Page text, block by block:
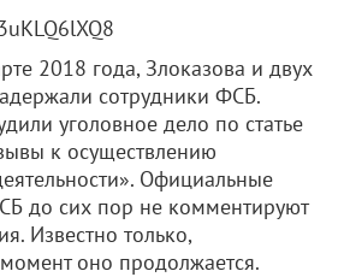
2018 года, Злоказова и двух
сотрудники ФСБ.
уголовное дело по статье
к осуществлению
Официальные
до сих пор не комментируют
Известно только,
оно продолжается.